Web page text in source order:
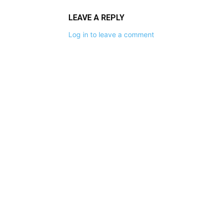
LEAVE A REPLY
Log in to leave a comment